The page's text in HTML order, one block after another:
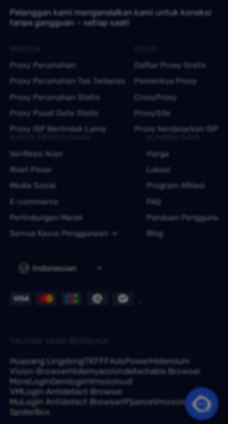
Pelanggan kami mengandalkan kami untuk koneksi
tanpa gangguan – setiap saat!
Indonesian
Proxy Perumahan
Proxy Perumahan Tak Terbatas
Proxy Perumahan Statis
Proxy Pusat Data Statis
Proxy ISP Bertindak Lama
Daftar Proxy Gratis
Pemeriksa Proxy
CroxyProxy
ProxySite
Proxy berdasarkan ISP
Verifikasi Iklan
Riset Pasar
Media Sosial
E-commerce
Perlindungan Merek
Semua Kasus Penggunaan
Harga
Lokasi
Program Afiliasi
FAQ
Panduan Pengguna
Blog
Huayang Lingdong TKFFF AdsPowerHidemium
Vision BrowserHidemyaccUndetectable Browser
MoreLoginGemloginVmoscloud
VMLogin Antidetect Browser
MuLogin Antidetect BrowserIPjianceVmoscloud
SpiderBox